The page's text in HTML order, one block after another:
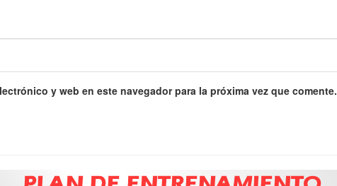
y web en este navegador para la próxima vez que comente.